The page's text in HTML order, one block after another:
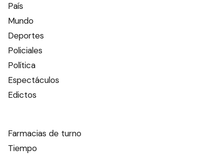
País
Mundo
Deportes
Policiales
Política
Espectáculos
Edictos
Farmacias de turno
Tiempo